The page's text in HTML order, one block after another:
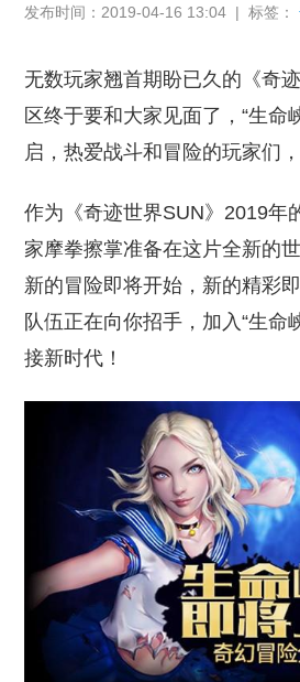
发布时间：2019-04-16 13:04 | 标签：
无数玩家翘首期盼已久的《奇
区终于要和大家见面了，“生命
启，热爱战斗和冒险的玩家们
作为《奇迹世界SUN》2019年
家摩拳擦掌准备在这片全新的
新的冒险即将开始，新的精彩
队伍正在向你招手，加入“生命
接新时代！